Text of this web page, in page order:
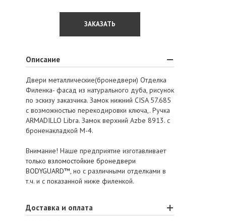
ЗАКАЗАТЬ
Описание
Двери металлические(бронедвери) Отделка
Филенка- фасад из натурального дуба, рисунок
по эскизу заказчика. Замок нижний CISA 57.685
с возможностью перекодировки ключа,. Ручка
ARMADILLO Libra. Замок верхний Azbe 8913. c
броненакладкой М-4.
Внимание! Наше предприятие изготавливает
только взломостойкие бронедвери
BODYGUARD™, но с различными отделками в
т.ч. и с показанной ниже филенкой.
Доставка и оплата